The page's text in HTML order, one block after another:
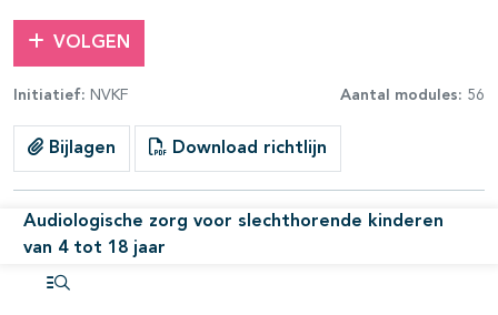
VOLGEN
Initiatief: NVKF Aantal modules: 56
Bijlagen Download richtlijn
Audiologische zorg voor slechthorende kinderen
van 4 tot 18 jaar
open- en dichtklappen